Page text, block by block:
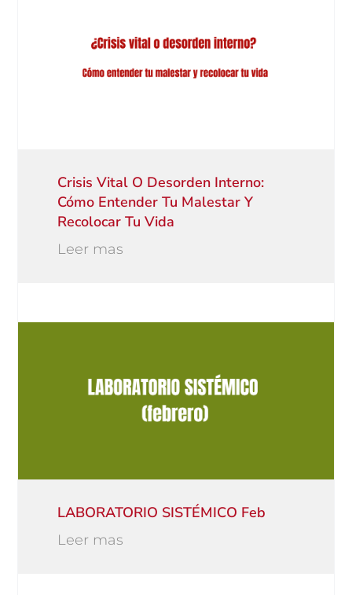
Crisis Vital O Desorden Interno:
Cómo Entender Tu Malestar Y
Recolocar Tu Vida
Leer mas
LABORATORIO SISTÉMICO Feb
Leer mas